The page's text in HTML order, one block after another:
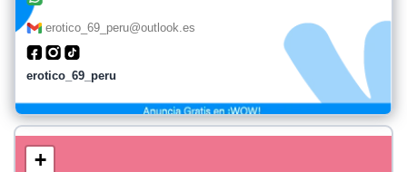
erotico_69_peru@outlook.es
erotico_69_peru
+